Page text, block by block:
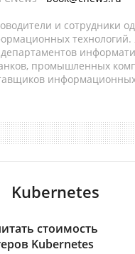
и сотрудники
промышленных
информационных
Kubernetes
стоимость
Kubernetes